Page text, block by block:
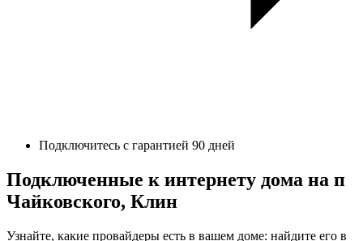
Подключитесь с гарантией 90 дней
Подключенные к интернету дома на п
Чайковского, Клин
Узнайте, какие провайдеры есть в вашем доме: найдите его в